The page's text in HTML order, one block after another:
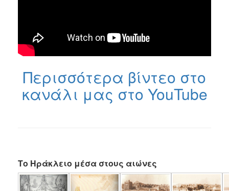
Περισσότερα βίντεο στο
κανάλι μας στο YouTube
Το Ηράκλειο μέσα στους αιώνες